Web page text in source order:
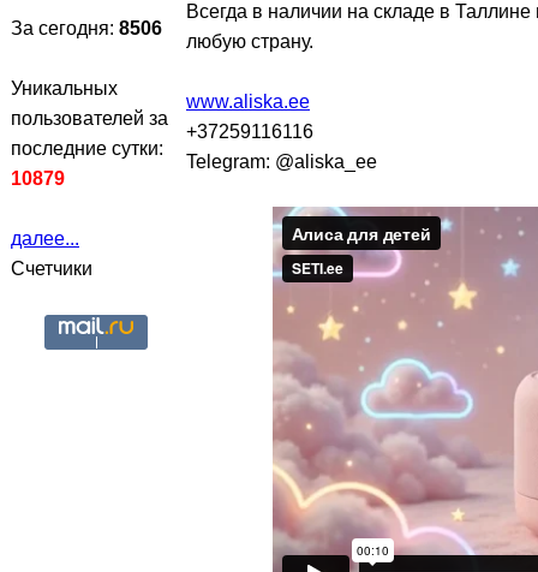
За сегодня: 8506
Уникальных
пользователей за
последние сутки:
10879
далее...
Счетчики
Всегда в наличии на складе в
любую страну.
www.aliska.ee
+37259116116
Telegram: @aliska_ee